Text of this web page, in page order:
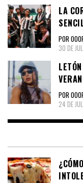
LA
POR
30 DE
POR
24 DE